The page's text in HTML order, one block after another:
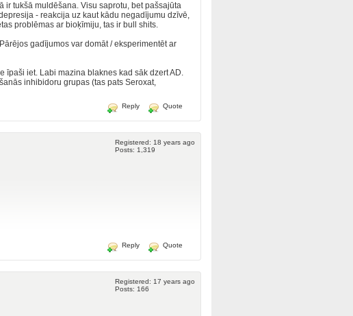
ir tukšā muldēšana. Visu saprotu, bet pašsajūta
- reakcija uz kaut kādu negadījumu dzīvē,
problēmas ar bioķīmiju, tas ir bull shits.
gadījumos var domāt / eksperimentēt ar
īpaši iet. Labi mazina blaknes kad sāk dzert AD.
inhibidoru grupas (tas pats Seroxat,
Reply Quote
Registered: 18 years ago
Posts: 1,319
Reply Quote
Registered: 17 years ago
Posts: 166